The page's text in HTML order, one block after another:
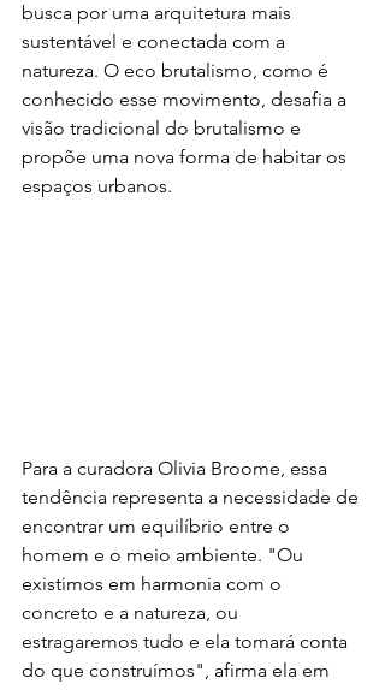
busca por uma arquitetura mais
sustentável e conectada com a
natureza. O eco brutalismo, como é
conhecido esse movimento, desafia a
visão tradicional do brutalismo e
propõe uma nova forma de habitar os
espaços urbanos.
Para a curadora Olivia Broome, essa
tendência representa a necessidade de
encontrar um equilíbrio entre o
homem e o meio ambiente. "Ou
existimos em harmonia com o
concreto e a natureza, ou
estragaremos tudo e ela tomará conta
do que construímos", afirma ela em